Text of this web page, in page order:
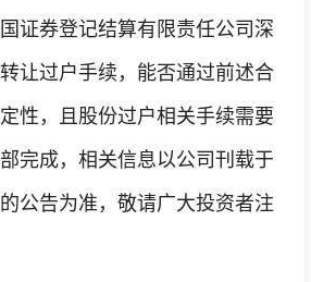
证券登记结算有限责任公司深
让过户手续，能否通过前述合
性，且股份过户相关手续需要
完成，相关信息以公司刊载于
公告为准，敬请广大投资者注